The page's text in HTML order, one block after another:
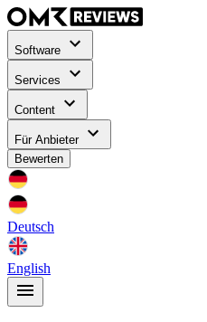
Software
Services
Content
Für Anbieter
Bewerten
Deutsch
English